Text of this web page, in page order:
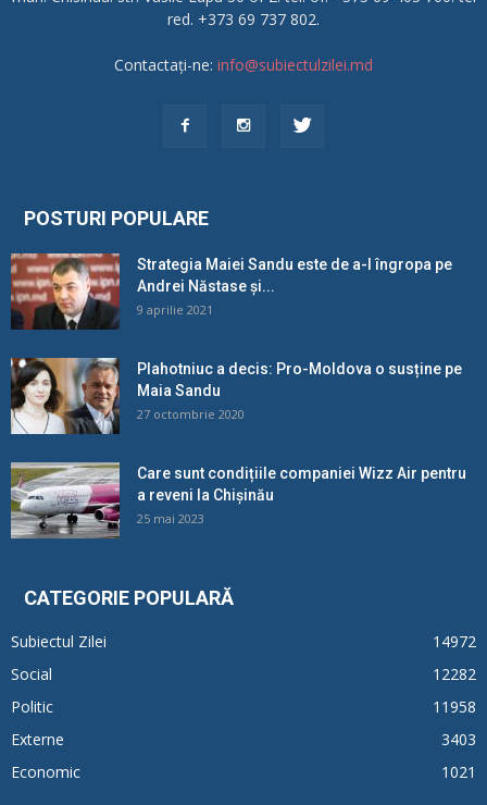
red. +373 69 737 802.
Contactați-ne: info@subiectulzilei.md
POSTURI POPULARE
Strategia Maiei Sandu este de a-l îngropa pe
Andrei Năstase și...
9 aprilie 2021
Plahotniuc a decis: Pro-Moldova o susține pe
Maia Sandu
27 octombrie 2020
Care sunt condițiile companiei Wizz Air pentru
a reveni la Chișinău
25 mai 2023
CATEGORIE POPULARĂ
Subiectul Zilei
14972
Social
12282
Politic
11958
Externe
3403
Economic
1021